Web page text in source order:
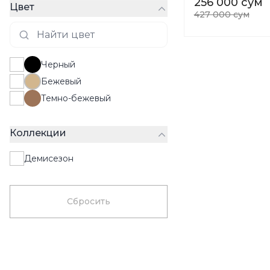
Цвет
Черный
Бежевый
Темно-бежевый
Коллекции
Демисезон
Сбросить
427 000 сум